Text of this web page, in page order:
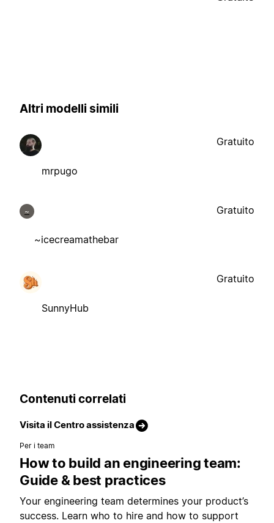
Altri modelli simili
mrpugo
Gratuito
~
~icecreamathebar
Gratuito
SunnyHub
Gratuito
Contenuti correlati
Visita il Centro assistenza
Per i team
How to build an engineering team:
Guide & best practices
Your engineering team determines your product’s
success. Learn who to hire and how to support